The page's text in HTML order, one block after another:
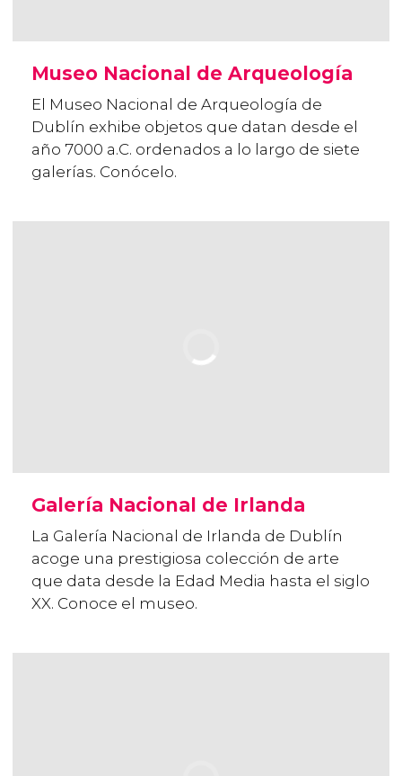
Museo Nacional de Arqueología
El Museo Nacional de Arqueología de
Dublín exhibe objetos que datan desde el
año 7000 a.C. ordenados a lo largo de siete
galerías. Conócelo.
Galería Nacional de Irlanda
La Galería Nacional de Irlanda de Dublín
acoge una prestigiosa colección de arte
que data desde la Edad Media hasta el siglo
XX. Conoce el museo.